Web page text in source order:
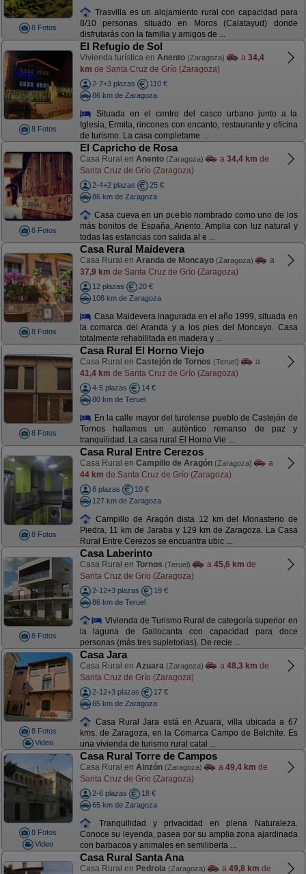
8 Fotos
Trasvilla es un alojamiento rural con capacidad para
8/10 personas situado en Moros (Calatayud) donde
disfrutarás con la familia y amigos de ...
8 Fotos
El Refugio de Sol
Vivienda turística en Anento (Zaragoza) a 34,4
km de Santa Cruz de Grío (Zaragoza)
2-7+3 plazas
110 €
86 km de Zaragoza
Situada en el centro del casco urbano junto a la
Iglesia, Ermita, rincones con encanto, restaurante y oficina
de turismo. La casa completame ...
8 Fotos
El Capricho de Rosa
Casa Rural en Anento (Zaragoza) a 34,4 km de
Santa Cruz de Grío (Zaragoza)
2-4+2 plazas
25 €
86 km de Zaragoza
Casa cueva en un pueblo nombrado como uno de los
más bonitos de España, Anento. Amplia con luz natural y
todas las estancias con salida al e ...
8 Fotos
Casa Rural Maidevera
Casa Rural en Aranda de Moncayo (Zaragoza)
a
37,9 km de Santa Cruz de Grío (Zaragoza)
12 plazas
20 €
108 km de Zaragoza
Casa Maidevera inagurada en el año 1999, situada en
la comarca del Aranda y a los pies del Moncayo. Casa
totalmente rehabilitada en madera y ...
8 Fotos
Casa Rural El Horno Viejo
Casa Rural en Castejón de Tornos (Teruel)
a
41,4 km de Santa Cruz de Grío (Zaragoza)
4-5 plazas
14 €
80 km de Teruel
En la calle mayor del turolense pueblo de Castejón de
Tornos hallamos un auténtico remanso de paz y
tranquilidad. La casa rural El Horno Vie ...
8 Fotos
Casa Rural Entre Cerezos
Casa Rural en Campillo de Aragón (Zaragoza)
a
44 km de Santa Cruz de Grío (Zaragoza)
8 plazas
10 €
127 km de Zaragoza
Campillo de Aragón dista 12 km del Monasterio de
Piedra, 11 km de Jaraba y 129 km de Zaragoza. La Casa
Rural Entre Cerezos se encuantra ubic ...
8 Fotos
Casa Laberinto
Casa Rural en Tornos (Teruel) a 45,6 km de
Santa Cruz de Grío (Zaragoza)
2-12+3 plazas
19 €
86 km de Teruel
Vivienda de Turismo Rural de categoría superior en
la laguna de Gallocanta con capacidad para doce
personas (más tres supletorias). De recie ...
8 Fotos
Video
Casa Jara
Casa Rural en Azuara (Zaragoza) a 48,3 km de
Santa Cruz de Grío (Zaragoza)
2-12+3 plazas
17 €
65 km de Zaragoza
Casa Rural Jara está en Azuara, villa ubicada a 67
kms. de Zaragoza, en la Comarca Campo de Belchite. Es
una vivienda de turismo rural catal ...
8 Fotos
Video
Casa Rural Torre de Campos
Casa Rural en Ainzón (Zaragoza) a 49,4 km de
Santa Cruz de Grío (Zaragoza)
2-6 plazas
18 €
65 km de Zaragoza
Tranquilidad y privacidad en plena Naturaleza.
Conoce su leyenda, pasea por su amplia zona ajardinada
con barbacoa y animales en semiliberta ...
Casa Rural Santa Ana
Casa Rural en Pedrola (Zaragoza) a 49,8 km de